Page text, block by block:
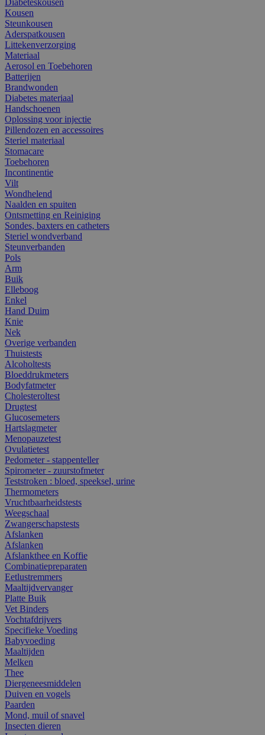
Kousen
Steunkousen
Aderspatkousen
Littekenverzorging
Materiaal
Aerosol en Toebehoren
Batterijen
Brandwonden
Diabetes materiaal
Handschoenen
Oplossing voor injectie
Pillendozen en accessoires
Steriel materiaal
Stomacare
Toebehoren
Incontinentie
Vilt
Wondhelend
Naalden en spuiten
Ontsmetting en Reiniging
Sondes, baxters en catheters
Steriel wondverband
Steunverbanden
Pols
Arm
Buik
Elleboog
Enkel
Hand Duim
Knie
Nek
Overige verbanden
Thuistests
Alcoholtests
Bloeddrukmeters
Bodyfatmeter
Cholesteroltest
Drugtest
Glucosemeters
Hartslagmeter
Menopauzetest
Ovulatietest
Pedometer - stappenteller
Spirometer - zuurstofmeter
Teststroken : bloed, speeksel, urine
Thermometers
Vruchtbaarheidstests
Weegschaal
Zwangerschapstests
Afslanken
Afslanken
Afslankthee en Koffie
Combinatiepreparaten
Eetlustremmers
Maaltijdvervanger
Platte Buik
Vet Binders
Vochtafdrijvers
Specifieke Voeding
Babyvoeding
Maaltijden
Melken
Thee
Diergeneesmiddelen
Duiven en vogels
Paarden
Mond, muil of snavel
Insecten dieren